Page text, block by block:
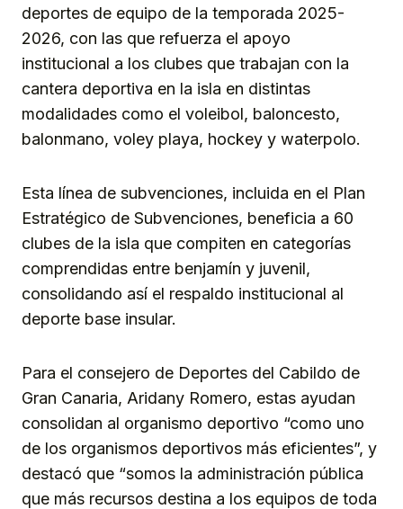
deportes de equipo de la temporada 2025-
2026, con las que refuerza el apoyo
institucional a los clubes que trabajan con la
cantera deportiva en la isla en distintas
modalidades como el voleibol, baloncesto,
balonmano, voley playa, hockey y waterpolo.
Esta línea de subvenciones, incluida en el Plan
Estratégico de Subvenciones, beneficia a 60
clubes de la isla que compiten en categorías
comprendidas entre benjamín y juvenil,
consolidando así el respaldo institucional al
deporte base insular.
Para el consejero de Deportes del Cabildo de
Gran Canaria, Aridany Romero, estas ayudan
consolidan al organismo deportivo “como uno
de los organismos deportivos más eficientes”, y
destacó que “somos la administración pública
que más recursos destina a los equipos de toda